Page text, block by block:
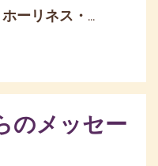
ーリネス・ ...
のメッセー